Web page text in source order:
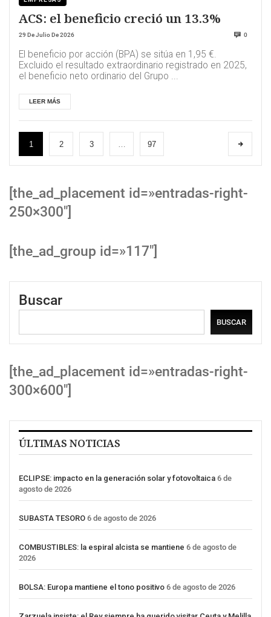
ACS: el beneficio creció un 13.3%
29 De Julio De 2026 0
El beneficio por acción (BPA) se sitúa en 1,95 €.
Excluido el resultado extraordinario registrado en 2025,
el beneficio neto ordinario del Grupo ...
LEER MÁS
1 2 3 97
[the_ad_placement id=»entradas-right-
250×300″]
[the_ad_group id=»117″]
Buscar
BUSCAR
[the_ad_placement id=»entradas-right-
300×600″]
ÚLTIMAS NOTICIAS
ECLIPSE: impacto en la generación solar y fotovoltaica 6 de
agosto de 2026
SUBASTA TESORO 6 de agosto de 2026
COMBUSTIBLES: la espiral alcista se mantiene 6 de agosto de
2026
BOLSA: Europa mantiene el tono positivo 6 de agosto de 2026